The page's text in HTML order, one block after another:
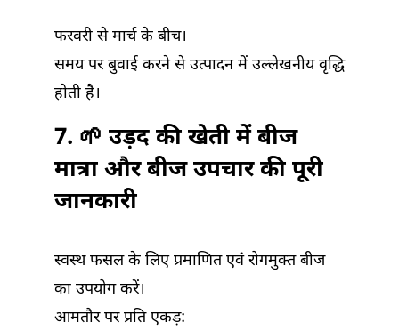
फरवरी से मार्च के बीच।
समय पर बुवाई करने से उत्पादन में उल्लेखनीय वृद्धि
होती है।
7. 🌱 उड़द की खेती में बीज
मात्रा और बीज उपचार की पूरी
जानकारी
स्वस्थ फसल के लिए प्रमाणित एवं रोगमुक्त बीज
का उपयोग करें।
आमतौर पर प्रति एकड़: